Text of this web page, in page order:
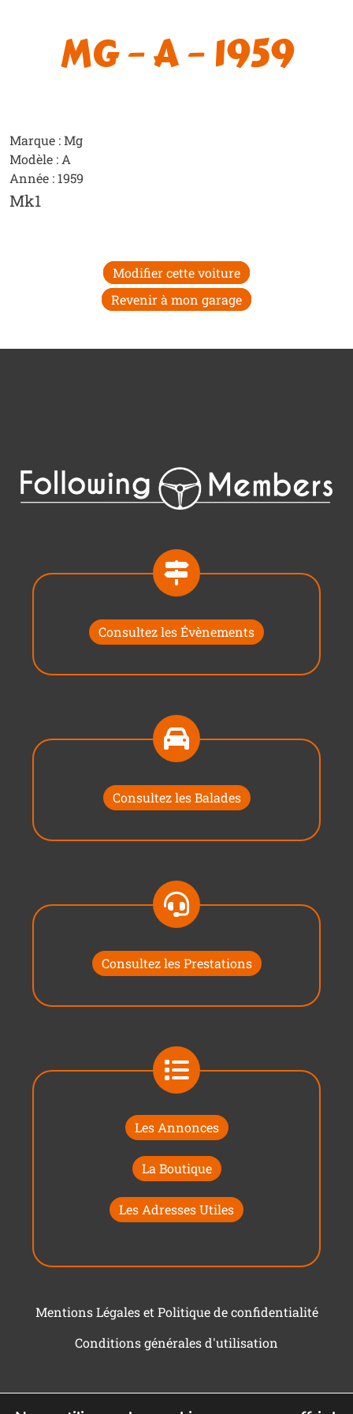
MG – A – 1959
Marque : Mg
Modèle : A
Année : 1959
Mk1
Modifier cette voiture
Revenir à mon garage
Consultez les Évènements
Consultez les Balades
Consultez les Prestations
Les Annonces
La Boutique
Les Adresses Utiles
Mentions Légales et Politique de confidentialité
Conditions générales d'utilisation